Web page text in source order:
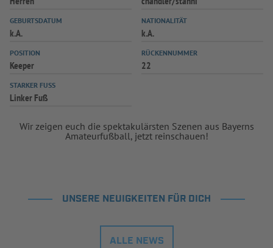
SPIELPLUS
GEBURTSDATUM
k.A.
NATIONALITÄT
k.A.
POSITION
Keeper
RÜCKENNUMMER
22
STARKER FUSS
Linker Fuß
Wir zeigen euch die spektakulärsten Szenen aus Bayerns
Amateurfußball, jetzt reinschauen!
UNSERE NEUIGKEITEN FÜR DICH
ALLE NEWS